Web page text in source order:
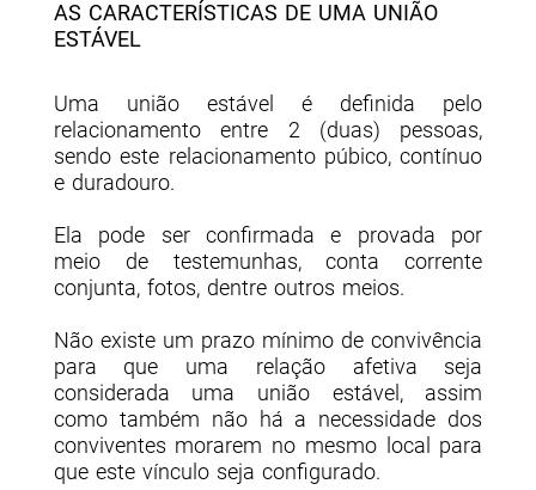
AS CARACTERÍSTICAS DE UMA UNIÃO
ESTÁVEL
Uma união estável é definida pelo
relacionamento entre 2 (duas) pessoas,
sendo este relacionamento púbico, contínuo
e duradouro.
Ela pode ser confirmada e provada por
meio de testemunhas, conta corrente
conjunta, fotos, dentre outros meios.
Não existe um prazo mínimo de convivência
para que uma relação afetiva seja
considerada uma união estável, assim
como também não há a necessidade dos
conviventes morarem no mesmo local para
que este vínculo seja configurado.